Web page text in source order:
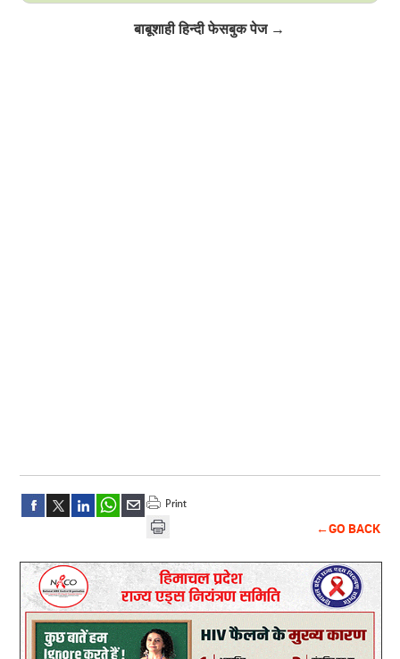
बाबूशाही हिन्दी फेसबुक पेज →
←GO BACK